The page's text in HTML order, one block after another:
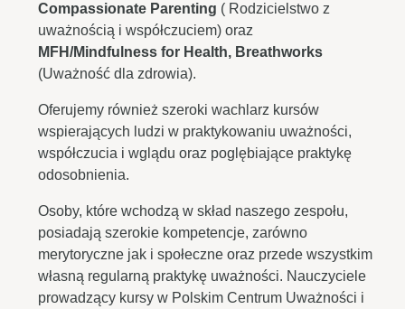
Compassionate Parenting ( Rodzicielstwo z
uważnością i współczuciem) oraz
MFH/Mindfulness for Health, Breathworks
(Uważność dla zdrowia).
Oferujemy również szeroki wachlarz kursów
wspierających ludzi w praktykowaniu uważności,
współczucia i wglądu oraz poglębiające praktykę
odosobnienia.
Osoby, które wchodzą w skład naszego zespołu,
posiadają szerokie kompetencje, zarówno
merytoryczne jak i społeczne oraz przede wszystkim
własną regularną praktykę uważności. Nauczyciele
prowadzący kursy w Polskim Centrum Uważności i